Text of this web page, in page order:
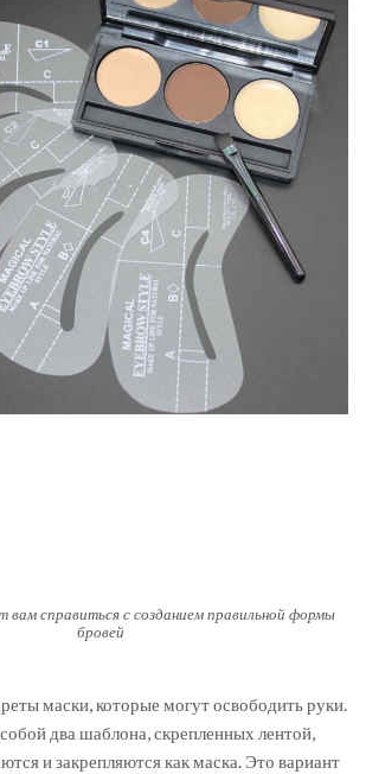
справиться с созданием правильной формы
бровей
маски, которые могут освободить руки.
два шаблона, скрепленных лентой,
и закрепляются как маска. Это вариант